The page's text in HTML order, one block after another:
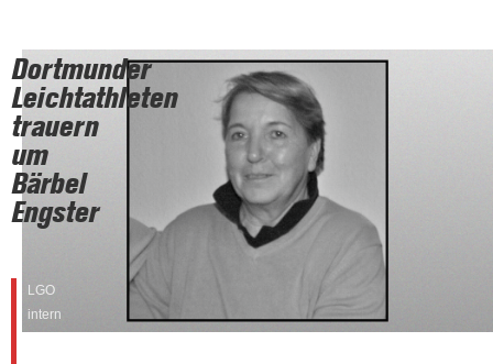
Dortmunder
Leichtathleten
trauern
um
Bärbel
Engster
LGO
intern